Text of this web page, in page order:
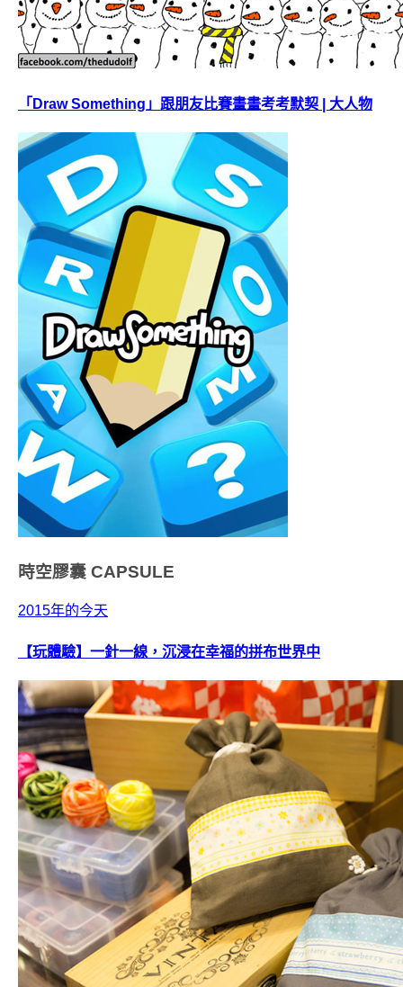
「Draw Something」跟朋友比賽畫畫考考默契 | 大人物
時空膠囊 CAPSULE
2015年的今天
【玩體驗】一針一線，沉浸在幸福的拼布世界中